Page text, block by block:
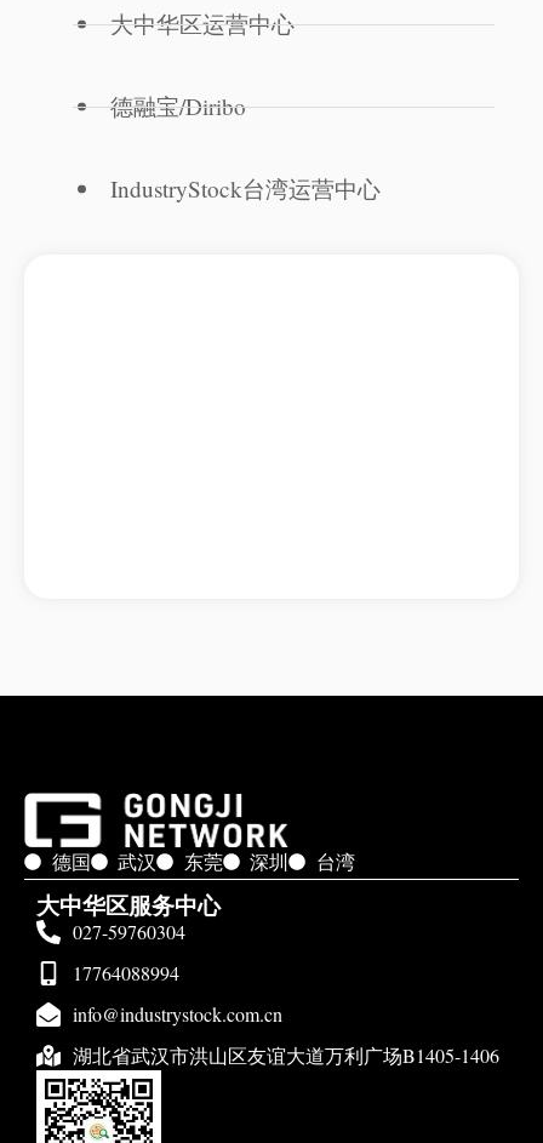
大中华区运营中心
德融宝/Diribo
IndustryStock台湾运营中心
德国 武汉 东莞 深圳 台湾
大中华区服务中心
027-59760304
17764088994
info@industrystock.com.cn
湖北省武汉市洪山区友谊大道万利广场B1405-1406